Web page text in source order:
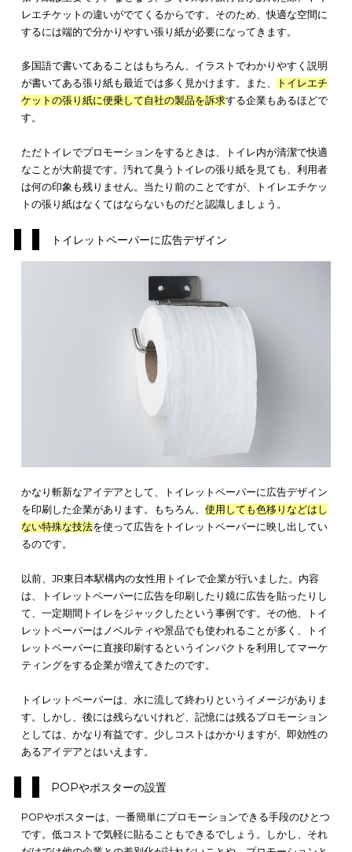
液晶画面に情報を発信するデジタルサイネージは、急速に発展
きました。今では、オシャレな商業施設には必ずといっていいほ
ど、デジタルサイネージが設置してあります。トイレに関して
ば、個室のトイレットペーパーがある場所に設置していること
いです。
デジタルサイネージの最大の特徴は、時間や日にち、利用者に
せて情報を変化させることができることです。このようにター
意識して脳に伝わり記憶として残る役割
また、個室というプライベートな空間を利用し、
なども流すことができるのです。利用者にとって
効な時間となり、鮮明に記憶することになるでしょう。
トイレのサイネージ広告については下記記事にて解説していま
出稿するメリットも詳しくわかりますので、ぜひ参考にしてく
トイレサイネージ広告とは？出稿する3大メリットとその効果を
トイレエチケットの張り紙
トイレを清潔で快適な空間を維持するために、トイレエチケッ
張り紙は重要です。なぜなら、多くの海外旅行客が訪れた際、
するには端的で分かりやすい張り紙が必要になってきます。
多国語で書いてあることはもちろん、イラストでわかりやすく
が書いてある張り紙も最近では多く見かけます。また、
トイレ
ケットの張り紙に便乗して自社の製品を訴求
ただトイレでプロモーションをするときは、トイレ内が清潔で
なことが大前提です。汚れて臭うトイレの張り紙を見ても、利
は何の印象も残りません
トの張り紙はなくてはならないものだと認識しましょう。
トイレットペーパーに広告デザイン